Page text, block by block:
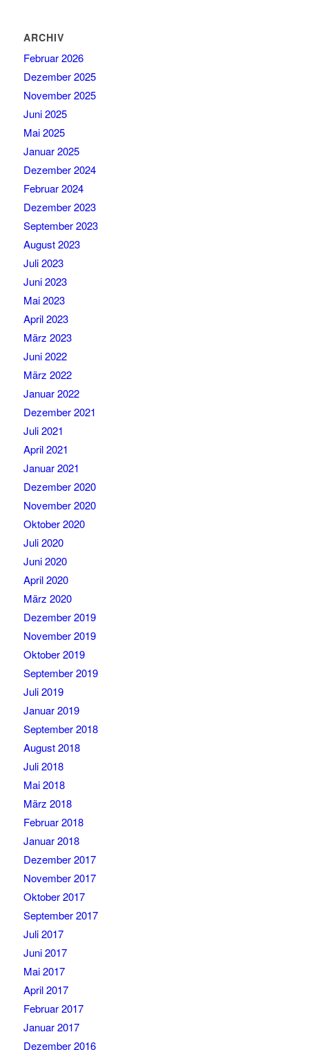
ARCHIV
Februar 2026
Dezember 2025
November 2025
Juni 2025
Mai 2025
Januar 2025
Dezember 2024
Februar 2024
Dezember 2023
September 2023
August 2023
Juli 2023
Juni 2023
Mai 2023
April 2023
März 2023
Juni 2022
März 2022
Januar 2022
Dezember 2021
Juli 2021
April 2021
Januar 2021
Dezember 2020
November 2020
Oktober 2020
Juli 2020
Juni 2020
April 2020
März 2020
Dezember 2019
November 2019
Oktober 2019
September 2019
Juli 2019
Januar 2019
September 2018
August 2018
Juli 2018
Mai 2018
März 2018
Februar 2018
Januar 2018
Dezember 2017
November 2017
Oktober 2017
September 2017
Juli 2017
Juni 2017
Mai 2017
April 2017
Februar 2017
Januar 2017
Dezember 2016